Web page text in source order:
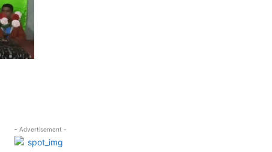
- Advertisement -